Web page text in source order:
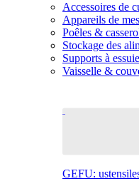
Accessoires de
Appareils de
Poêles &
Stockage des
Supports à
Vaisselle &
GEFU: